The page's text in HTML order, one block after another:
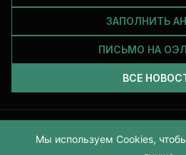
ЗАПОЛНИТЬ
ПИСЬМО НА
ВСЕ
Все права защищены и принадлежат
Мы используем Cookies,